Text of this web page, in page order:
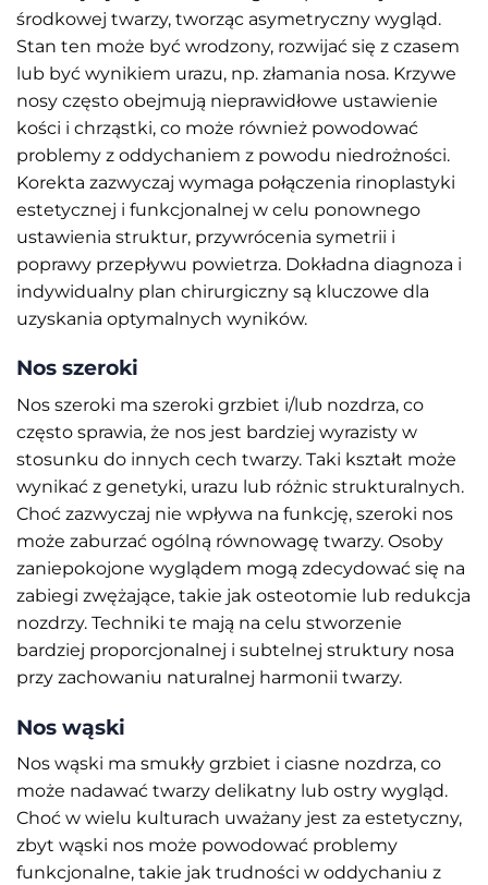
środkowej twarzy, tworząc asymetryczny wygląd.
Stan ten może być wrodzony, rozwijać się z czasem
lub być wynikiem urazu, np. złamania nosa. Krzywe
nosy często obejmują nieprawidłowe ustawienie
kości i chrząstki, co może również powodować
problemy z oddychaniem z powodu niedrożności.
Korekta zazwyczaj wymaga połączenia rinoplastyki
estetycznej i funkcjonalnej w celu ponownego
ustawienia struktur, przywrócenia symetrii i
poprawy przepływu powietrza. Dokładna diagnoza i
indywidualny plan chirurgiczny są kluczowe dla
uzyskania optymalnych wyników.
Nos szeroki
Nos szeroki ma szeroki grzbiet i/lub nozdrza, co
często sprawia, że nos jest bardziej wyrazisty w
stosunku do innych cech twarzy. Taki kształt może
wynikać z genetyki, urazu lub różnic strukturalnych.
Choć zazwyczaj nie wpływa na funkcję, szeroki nos
może zaburzać ogólną równowagę twarzy. Osoby
zaniepokojone wyglądem mogą zdecydować się na
zabiegi zwężające, takie jak osteotomie lub redukcja
nozdrzy. Techniki te mają na celu stworzenie
bardziej proporcjonalnej i subtelnej struktury nosa
przy zachowaniu naturalnej harmonii twarzy.
Nos wąski
Nos wąski ma smukły grzbiet i ciasne nozdrza, co
może nadawać twarzy delikatny lub ostry wygląd.
Choć w wielu kulturach uważany jest za estetyczny,
zbyt wąski nos może powodować problemy
funkcjonalne, takie jak trudności w oddychaniu z